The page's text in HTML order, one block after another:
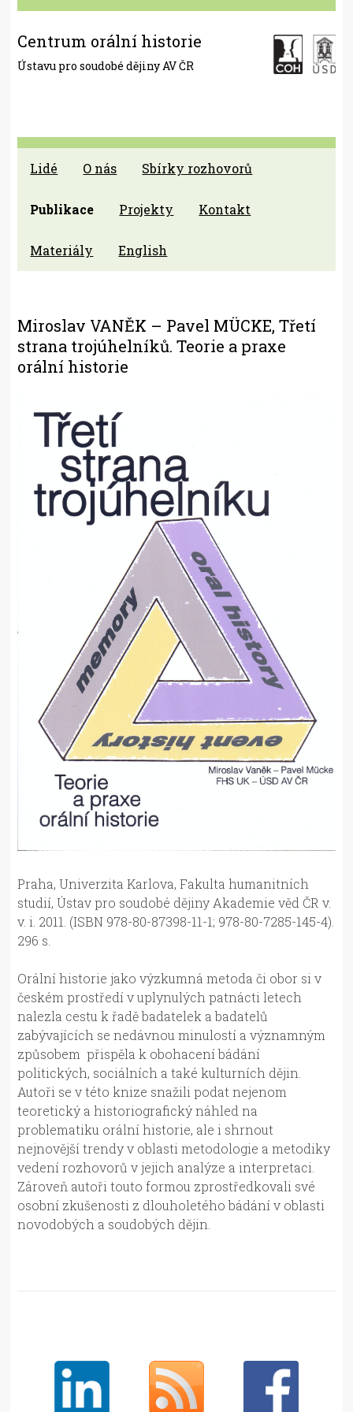
Centrum orální historie
Ústavu pro soudobé dějiny AV ČR
Lidé O nás Sbírky rozhovorů
Publikace Projekty Kontakt
Materiály English
Miroslav VANĚK – Pavel MÜCKE, Třetí
strana trojúhelníků. Teorie a praxe
orální historie
Praha, Univerzita Karlova, Fakulta humanitních
studií, Ústav pro soudobé dějiny Akademie věd ČR v.
v. i. 2011. (ISBN 978-80-87398-11-1; 978-80-7285-145-4).
296 s.
Orální historie jako výzkumná metoda či obor si v
českém prostředí v uplynulých patnácti letech
nalezla cestu k řadě badatelek a badatelů
zabývajících se nedávnou minulostí a významným
způsobem přispěla k obohacení bádání
politických, sociálních a také kulturních dějin.
Autoři se v této knize snažili podat nejenom
teoretický a historiografický náhled na
problematiku orální historie, ale i shrnout
nejnovější trendy v oblasti metodologie a metodiky
vedení rozhovorů v jejich analýze a interpretaci.
Zároveň autoři touto formou zprostředkovali své
osobní zkušenosti z dlouholetého bádání v oblasti
novodobých a soudobých dějin.